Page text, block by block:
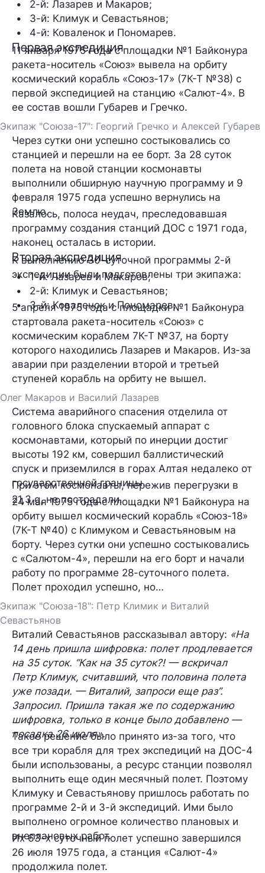
2-й: Лазарев и Макаров;
3-й: Климук и Севастьянов;
4-й: Коваленок и Пономарев.
Первая экспедиция
11 января 1975 года с площадки №1 Байконура
ракета-носитель «Союз» вывела на орбиту
космический корабль «Союз-17» (7К-Т №38) с
первой экспедицией на станцию «Салют-4». В
ее состав вошли Губарев и Гречко.
Экипаж "Союза-17": Георгий Гречко и Алексей Губарев
Через сутки они успешно состыковались со
станцией и перешли на ее борт. За 28 суток
полета на новой станции космонавты
выполнили обширную научную программу и 9
февраля 1975 года успешно вернулись на
Землю.
Казалось, полоса неудач, преследовавшая
программу создания станций ДОС с 1971 года,
наконец осталась в истории.
Вторая экспедиция
К выполнению 30-суточной программы 2-й
экспедиции были подготовлены три экипажа:
1-й: Лазарев и Макаров;
2-й: Климук и Севастьянов;
3-й: Коваленок и Пономарев.
5 апреля 1975 года с площадки №1 Байконура
стартовала ракета-носитель «Союз» с
космическим кораблем 7К-Т №37, на борту
которого находились Лазарев и Макаров. Из-за
аварии при разделении второй и третьей
ступеней корабль на орбиту не вышел.
Олег Макаров и Василий Лазарев
Система аварийного спасения отделила от
головного блока спускаемый аппарат с
космонавтами, который по инерции достиг
высоты 192 км, совершил баллистический
спуск и приземлился в горах Алтая недалеко от
государственной границы.
При этом космонавты, пережив перегрузки в
21,3 g, не пострадали.
24 мая 1975 года с площадки №1 Байконура на
орбиту вышел космический корабль «Союз-18»
(7К-Т №40) с Климуком и Севастьяновым на
борту. Через сутки они успешно состыковались
с «Салютом-4», перешли на его борт и начали
работу по программе 28-суточного полета.
Полет проходил успешно, но…
Экипаж "Союза-18": Петр Климик и Виталий
Севастьянов
Виталий Севастьянов рассказывал автору: «На
14 день пришла шифровка: полет продлевается
на 35 суток. “Как на 35 суток?! — вскричал
Петр Климук, считавший, что половина полета
уже позади. — Виталий, запроси еще раз”.
Запросил. Пришла такая же по содержанию
шифровка, только в конце было добавлено —
посадка 26 июля».
Такое решение было принято из-за того, что
все три корабля для трех экспедиций на ДОС-4
были использованы, а ресурс станции позволял
выполнить еще один месячный полет. Поэтому
Климуку и Севастьянову пришлось работать по
программе 2-й и 3-й экспедиций. Ими было
выполнено огромное количество плановых и
внеплановых работ.
Их 63-х суточный полет успешно завершился
26 июля 1975 года, а станция «Салют-4»
продолжила полет.